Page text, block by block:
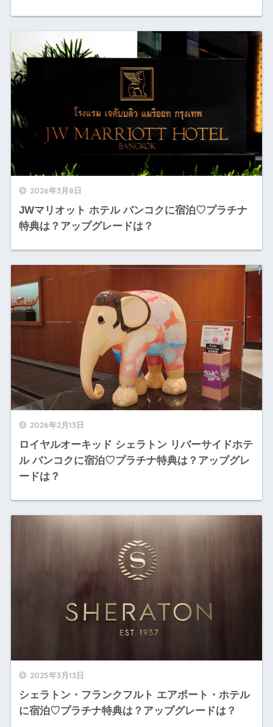
2026年3月8日
JWマリオット ホテル バンコクに宿泊♡プラチナ
特典は？アップグレードは？
2026年2月13日
ロイヤルオーキッド シェラトン リバーサイドホテ
ル バンコクに宿泊♡プラチナ特典は？アップグレ
ードは？
2025年3月13日
シェラトン・フランクフルト エアポート・ホテル
に宿泊♡プラチナ特典は？アップグレードは？